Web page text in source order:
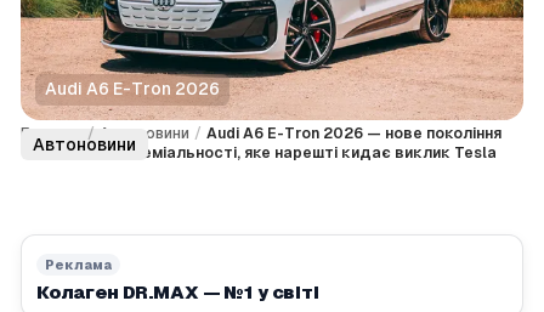
Audi A6 E-Tron 2026
Головна / Автоновини / Audi A6 E-Tron 2026 — нове покоління
електричної преміальності, яке нарешті кидає виклик Tesla
Реклама
Колаген DR.MAX — №1 у світі
Автоновини